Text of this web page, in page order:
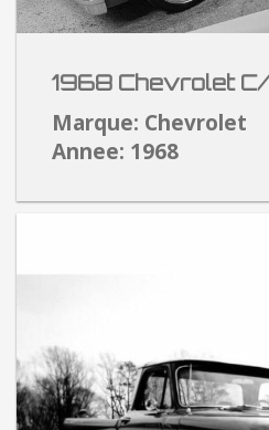
1968 Chevrolet
Marque: Chevrolet
Annee: 1968